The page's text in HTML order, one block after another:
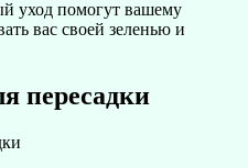
уход помогут вашему
вас своей зеленью и
пересадки